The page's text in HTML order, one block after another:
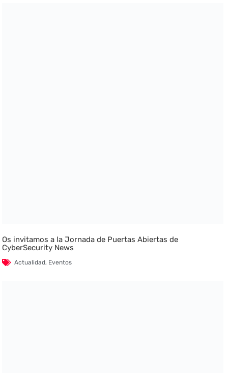
Os invitamos a la Jornada de Puertas Abiertas de
CyberSecurity News
Actualidad, Eventos